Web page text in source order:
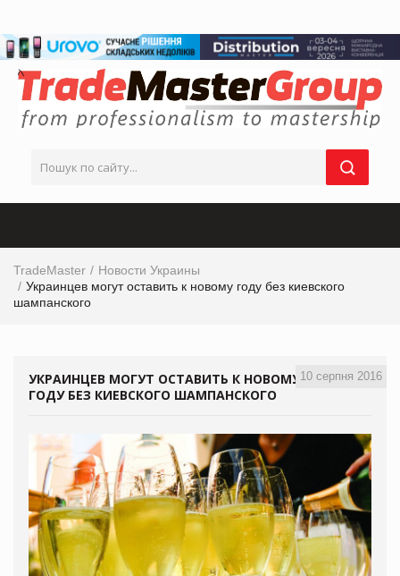
TradeMaster
Новости Украины
Украинцев могут оставить к новому году без киевского
шампанского
10 серпня 2016
УКРАИНЦЕВ МОГУТ ОСТАВИТЬ К НОВОМУ
ГОДУ БЕЗ КИЕВСКОГО ШАМПАНСКОГО